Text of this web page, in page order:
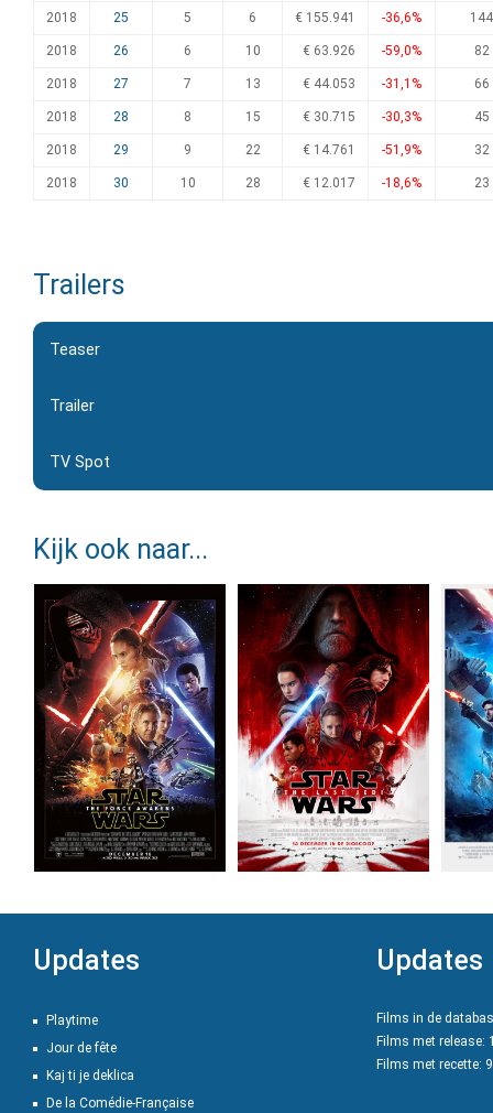
2018 25 5 6 € 155.941 -36,6% 144
2018 26 6 10 € 63.926 -59,0% 82
2018 27 7 13 € 44.053 -31,1% 66
2018 28 8 15 € 30.715 -30,3% 45
2018 29 9 22 € 14.761 -51,9% 32
2018 30 10 28 € 12.017 -18,6% 23
Trailers
Teaser
Trailer
TV Spot
Kijk ook naar...
Updates
Playtime
Jour de fête
Kaj ti je deklica
De la Comédie-Française
Updates
Films in de
Films met release:
Films met recette: